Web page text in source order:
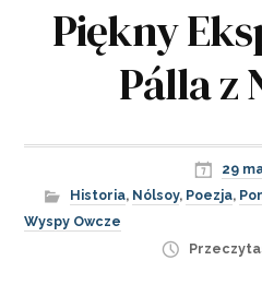
Piękny
Pálla z
29
Historia, Nólsoy, Poezja,
Wyspy Owcze